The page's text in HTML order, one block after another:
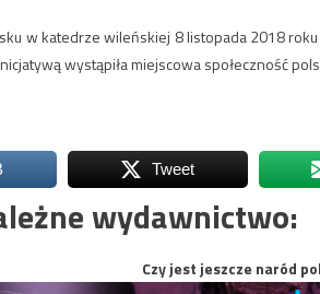
w katedrze wileńskiej 8 listopada 2018
wystąpiła miejscowa społeczność
Tweet
wydawnictwo:
Czy jest jeszcze naród